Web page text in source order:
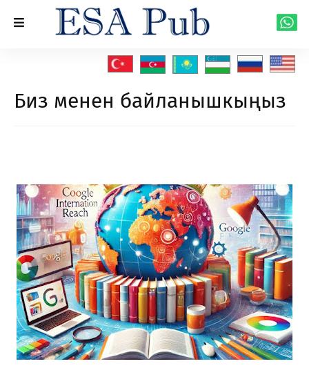
Биз менен байланышкыңыз